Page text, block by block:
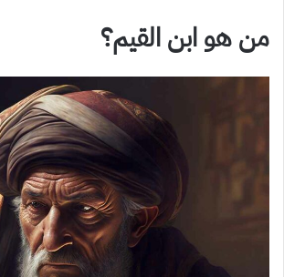
من هو ابن القيم؟